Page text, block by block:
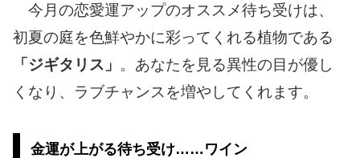
今月の恋愛運アップのオススメ待ち受けは、
初夏の庭を色鮮やかに彩ってくれる植物である
「ジギタリス」 。あなたを見る異性の目が優し
くなり、ラブチャンスを増やしてくれます。
金運が上がる待ち受け……ワイン